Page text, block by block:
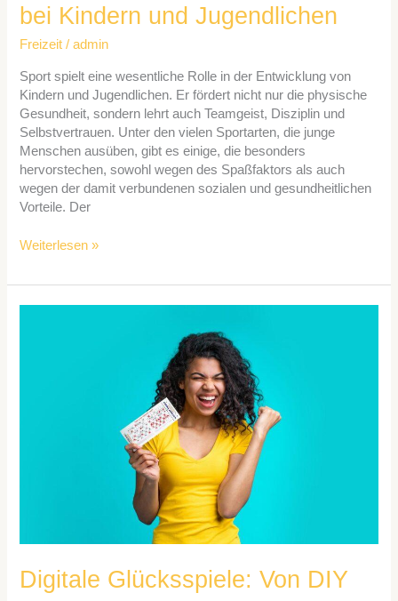
bei Kindern und Jugendlichen
Freizeit /admin
Sport spielt eine wesentliche Rolle in der Entwicklung von
Kindern und Jugendlichen. Er fördert nicht nur die physische
Gesundheit, sondern lehrt auch Teamgeist, Disziplin und
Selbstvertrauen. Unter den vielen Sportarten, die junge
Menschen ausüben, gibt es einige, die besonders
hervorstechen, sowohl wegen des Spaßfaktors als auch
wegen der damit verbundenen sozialen und gesundheitlichen
Vorteile. Der
Weiterlesen »
Digitale Glücksspiele: Von DIY
verantwortungsvollem